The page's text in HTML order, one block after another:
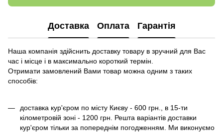
Доставка Оплата Гарантія
Наша компанія здійснить доставку товару в зручний для Вас
час і місце і в максимально короткий термін.
Отримати замовлений Вами товар можна одним з таких
способів:
доставка кур'єром по місту Києву - 600 грн., в 15-ти
кілометровій зоні - 1200 грн. Решта варіантів доставки
кур'єром тільки за попереднім погодженням. Ми виконуємо